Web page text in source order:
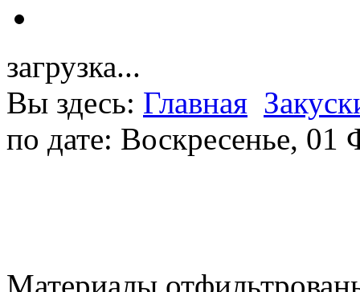
загрузка...
Вы здесь: Главная
по дате: Воскресенье, 01